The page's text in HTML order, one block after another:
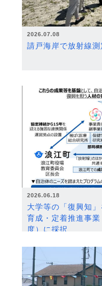
2026.07.08
請戸海岸で放射線測
2026.06.18
大学等の「復興知
育成・定着推進事
度）に採択